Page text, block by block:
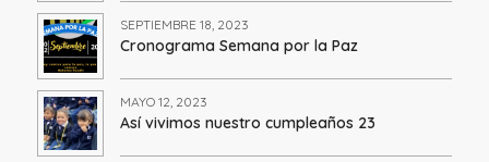
SEPTIEMBRE 18, 2023
Cronograma Semana por la Paz
MAYO 12, 2023
Así vivimos nuestro cumpleaños 23